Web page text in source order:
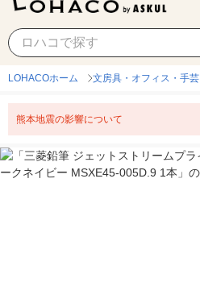
LOHACOホーム 文房具・オフィス・手芸
熊本地震の影響について